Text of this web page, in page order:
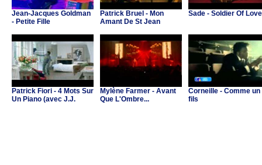
Jean-Jacques Goldman
- Petite Fille
Patrick Bruel - Mon
Amant De St Jean
Sade - Soldier Of Love
Patrick Fiori - 4 Mots Sur
Un Piano (avec J.J.
Mylène Farmer - Avant
Que L'Ombre...
Corneille - Comme un
fils